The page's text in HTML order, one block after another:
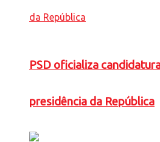
PSD oficializa
presidência da República